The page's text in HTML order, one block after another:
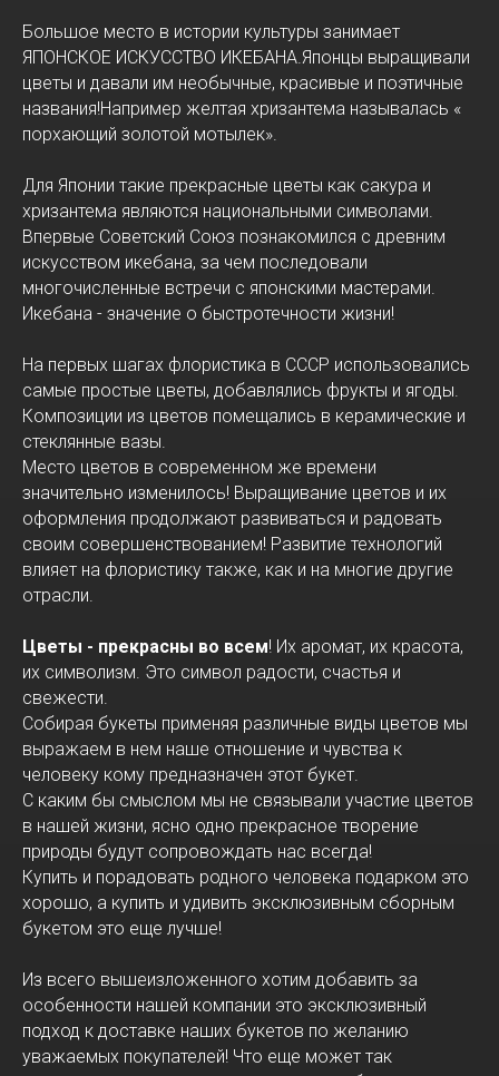
Большое место в истории культуры занимает
ЯПОНСКОЕ ИСКУССТВО ИКЕБАНА.Японцы выращивали
цветы и давали им необычные, красивые и поэтичные
названия!Например желтая хризантема называлась «
порхающий золотой мотылек».
Для Японии такие прекрасные цветы как сакура и
хризантема являются национальными символами.
Впервые Советский Союз познакомился с древним
искусством икебана, за чем последовали
многочисленные встречи с японскими мастерами.
Икебана - значение о быстротечности жизни!
На первых шагах флористика в СССР использовались
самые простые цветы, добавлялись фрукты и ягоды.
Композиции из цветов помещались в керамические и
стеклянные вазы.
Место цветов в современном же времени
значительно изменилось! Выращивание цветов и их
оформления продолжают развиваться и радовать
своим совершенствованием! Развитие технологий
влияет на флористику также, как и на многие другие
отрасли.
Цветы - прекрасны во всем! Их аромат, их красота,
их символизм. Это символ радости, счастья и
свежести.
Собирая букеты применяя различные виды цветов мы
выражаем в нем наше отношение и чувства к
человеку кому предназначен этот букет.
С каким бы смыслом мы не связывали участие цветов
в нашей жизни, ясно одно прекрасное творение
природы будут сопровождать нас всегда!
Купить и порадовать родного человека подарком это
хорошо, а купить и удивить эксклюзивным сборным
букетом это еще лучше!
Из всего вышеизложенного хотим добавить за
особенности нашей компании это эксклюзивный
подход к доставке наших букетов по желанию
уважаемых покупателей! Что еще может так